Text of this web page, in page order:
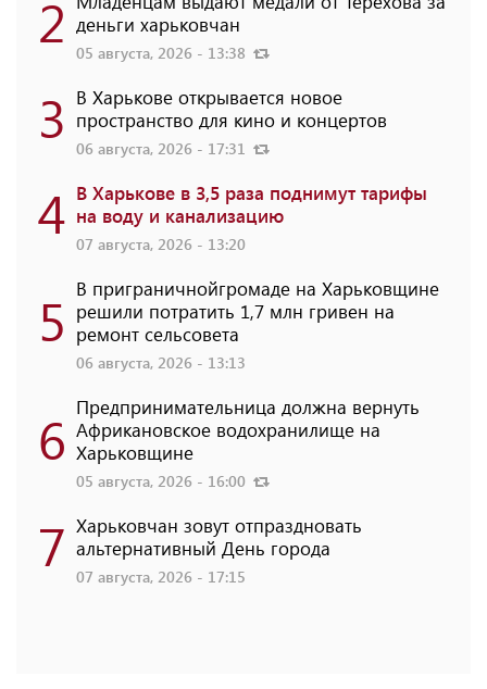
2 деньги харьковчан
05 августа, 2026 - 13:38
3 В Харькове открывается новое
пространство для кино и концертов
06 августа, 2026 - 17:31
4 В Харькове в 3,5 раза поднимут тарифы
на воду и канализацию
07 августа, 2026 - 13:20
5 В приграничнойгромаде на Харьковщине
решили потратить 1,7 млн ​​гривен на
ремонт сельсовета
06 августа, 2026 - 13:13
6 Предпринимательница должна вернуть
Африкановское водохранилище на
Харьковщине
05 августа, 2026 - 16:00
7 Харьковчан зовут отпраздновать
альтернативный День города
07 августа, 2026 - 17:15